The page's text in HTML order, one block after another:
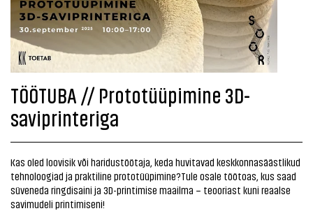
TÖÖTUBA // Prototüüpimine 3D-
saviprinteriga
Kas oled loovisik või haridustöötaja, keda huvitavad keskkonnasäästlikud
tehnoloogiad ja praktiline prototüüpimine?Tule osale töötoas, kus saad
süveneda ringdisaini ja 3D-printimise maailma – teooriast kuni reaalse
savimudeli printimiseni!